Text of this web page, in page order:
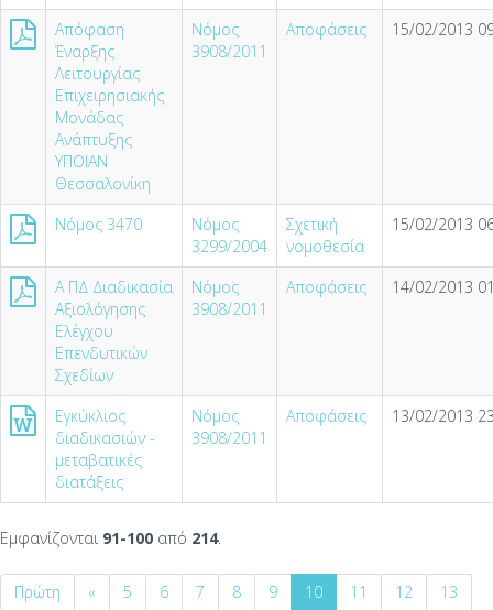
Απόφαση
Έναρξης
Λειτουργίας
Επιχειρησιακής
Μονάδας
Ανάπτυξης
ΥΠΟΙΑΝ
Θεσσαλονίκη
Νόμος
3908/2011
Αποφάσεις 15/02/2013
Νόμος 3470
Νόμος
3299/2004
Σχετική
νομοθεσία
15/02/2013
Α ΠΔ Διαδικασία
Αξιολόγησης
Ελέγχου
Επενδυτικών
Σχεδίων
Νόμος
3908/2011
Αποφάσεις 14/02/2013
Εγκύκλιος
διαδικασιών -
μεταβατικές
διατάξεις
Νόμος
3908/2011
Αποφάσεις 13/02/2013
Εμφανίζονται 91-100 από 214.
Πρώτη « 5 6 7 8 9 10 11 12
13